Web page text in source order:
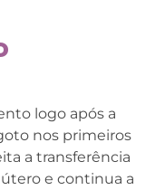
logo após a
nos primeiros
a transferência
e continua a